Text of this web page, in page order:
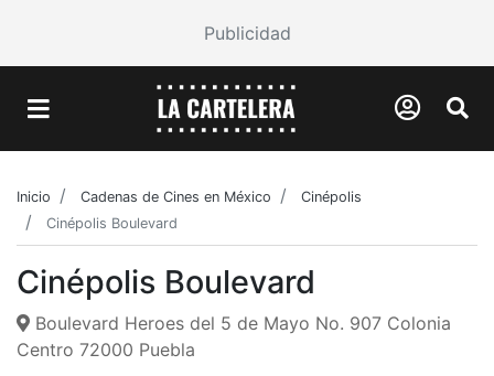
Publicidad
Inicio Cadenas de Cines en México
Cinépolis
Cinépolis Boulevard
Cinépolis Boulevard
Boulevard Heroes del 5 de Mayo No. 907 Colonia
Centro 72000 Puebla